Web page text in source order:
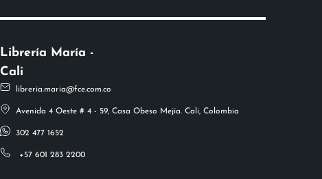
Librería María -
Cali
+57 601 283 2200